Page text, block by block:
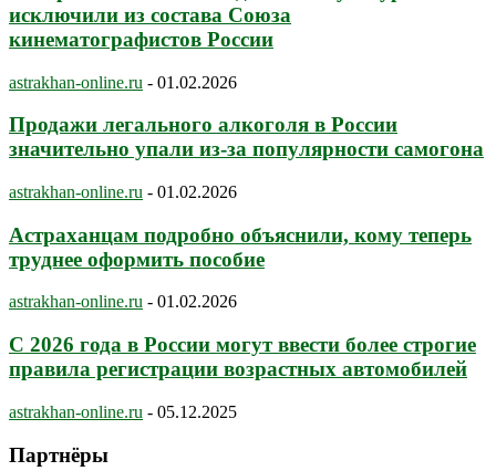
исключили из состава Союза
кинематографистов России
astrakhan-online.ru - 01.02.2026
Продажи легального алкоголя в России
значительно упали из-за популярности самогона
astrakhan-online.ru - 01.02.2026
Астраханцам подробно объяснили, кому теперь
труднее оформить пособие
astrakhan-online.ru - 01.02.2026
С 2026 года в России могут ввести более строгие
правила регистрации возрастных автомобилей
astrakhan-online.ru - 05.12.2025
Партнёры